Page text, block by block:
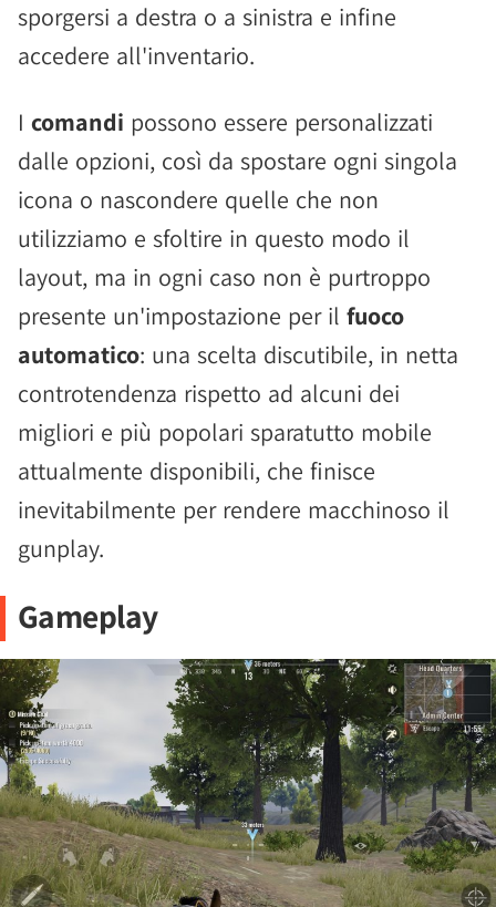
sporgersi a destra o a sinistra e infine
accedere all'inventario.
I comandi possono essere personalizzati
dalle opzioni, così da spostare ogni singola
icona o nascondere quelle che non
utilizziamo e sfoltire in questo modo il
layout, ma in ogni caso non è purtroppo
presente un'impostazione per il fuoco
automatico: una scelta discutibile, in netta
controtendenza rispetto ad alcuni dei
migliori e più popolari sparatutto mobile
attualmente disponibili, che finisce
inevitabilmente per rendere macchinoso il
gunplay.
Gameplay